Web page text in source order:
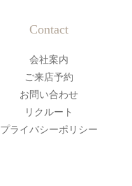
Contact
会社案内
ご来店予約
お問い合わせ
リクルート
プライバシーポリシー